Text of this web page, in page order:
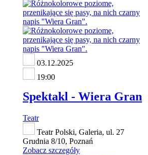
03.12.2025
19:00
Spektakl - Wiera Gran
Teatr
Teatr Polski, Galeria, ul. 27
Grudnia 8/10, Poznań
Zobacz szczegóły